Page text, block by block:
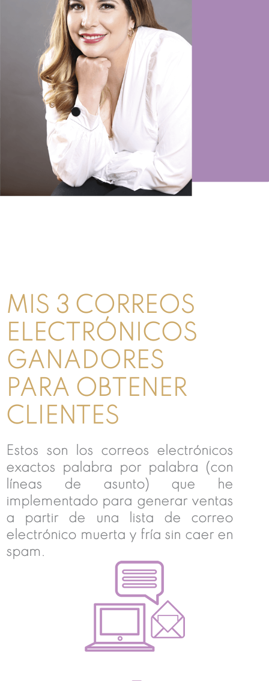
MIS 3 CORREOS
ELECTRÓNICOS
GANADORES
PARA OBTENER
CLIENTES
Estos son los correos electrónicos
exactos palabra por palabra (con
líneas de asunto) que he
implementado para generar ventas
a partir de una lista de correo
electrónico muerta y fría sin caer en
spam.